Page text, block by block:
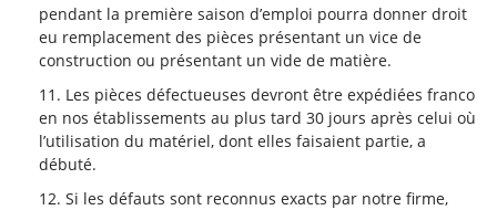
pendant la première saison d’emploi pourra donner droit
eu remplacement des pièces présentant un vice de
construction ou présentant un vide de matière.
Les pièces défectueuses devront être expédiées franco
en nos établissements au plus tard 30 jours après celui où
l’utilisation du matériel, dont elles faisaient partie, a
débuté.
Si les défauts sont reconnus exacts par notre firme,